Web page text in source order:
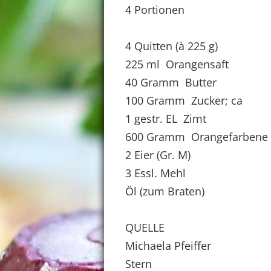
4 Portionen
4 Quitten (à 225 g)
225 ml Orangensaft
40 Gramm Butter
100 Gramm Zucker; ca
1 gestr. EL Zimt
600 Gramm
2 Eier (Gr. M)
3 Essl. Mehl
Öl (zum Braten)
QUELLE
Michaela Pfeiffer
Stern